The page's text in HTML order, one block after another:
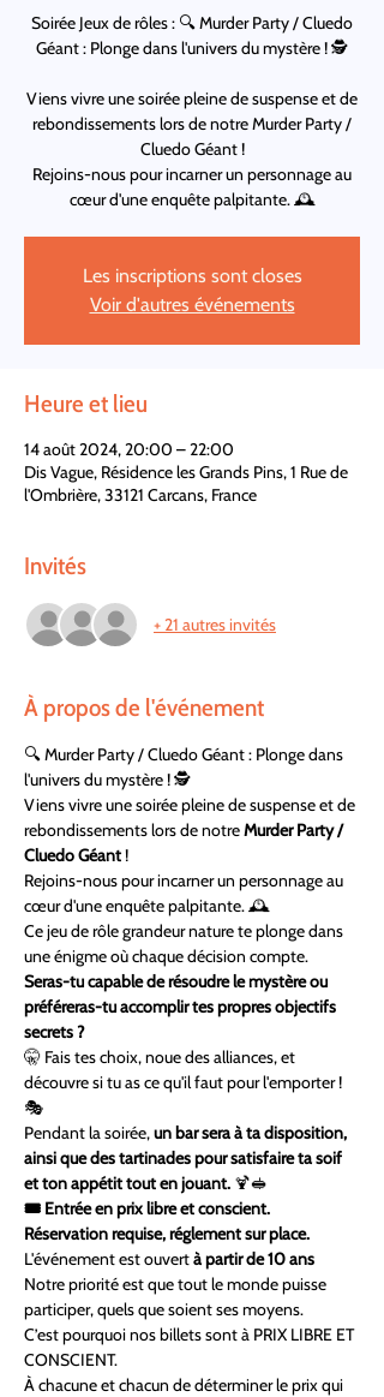
Soirée Jeux de rôles : 🔍 Murder Party / Cluedo
Géant : Plonge dans l'univers du mystère ! 🕵️
Viens vivre une soirée pleine de suspense et de
rebondissements lors de notre Murder Party /
Cluedo Géant !
Rejoins-nous pour incarner un personnage au
cœur d'une enquête palpitante. 🕰️
Les inscriptions sont closes
Voir d'autres événements
Heure et lieu
14 août 2024, 20:00 – 22:00
Dis Vague, Résidence les Grands Pins, 1 Rue de
l'Ombrière, 33121 Carcans, France
Invités
+ 21 autres invités
À propos de l'événement
🔍 Murder Party / Cluedo Géant : Plonge dans
l'univers du mystère ! 🕵️
Viens vivre une soirée pleine de suspense et de
rebondissements lors de notre Murder Party /
Cluedo Géant !
Rejoins-nous pour incarner un personnage au
cœur d'une enquête palpitante. 🕰️
Ce jeu de rôle grandeur nature te plonge dans
une énigme où chaque décision compte.
Seras-tu capable de résoudre le mystère ou
préféreras-tu accomplir tes propres objectifs
secrets ?
🤫 Fais tes choix, noue des alliances, et
découvre si tu as ce qu'il faut pour l'emporter !
🎭
Pendant la soirée, un bar sera à ta disposition,
ainsi que des tartinades pour satisfaire ta soif
et ton appétit tout en jouant. 🍹🥪
🎟 Entrée en prix libre et conscient.
Réservation requise, réglement sur place.
L'événement est ouvert à partir de 10 ans
Notre priorité est que tout le monde puisse
participer, quels que soient ses moyens.
C’est pourquoi nos billets sont à PRIX LIBRE ET
CONSCIENT.
À chacune et chacun de déterminer le prix qui